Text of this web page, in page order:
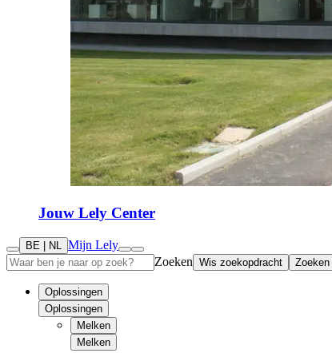
Jouw Lely Center
BE | NL
Mijn Lely
Zoeken Wis zoekopdracht Zoeken
Oplossingen
Oplossingen
Melken
Melken